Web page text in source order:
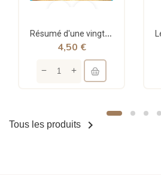
Résumé d'une vingtaine de règles jurisprudentielles liées au voyage - Bazmoul - Héritage...
4,50 €
Tous les produits 